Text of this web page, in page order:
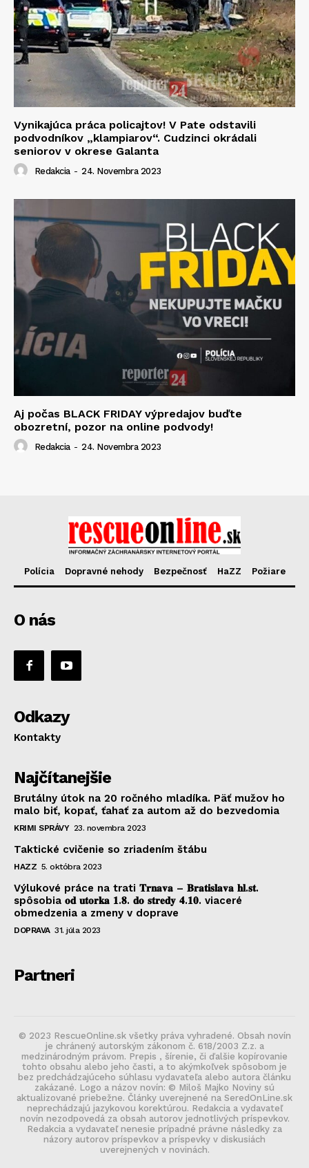
Vynikajúca práca policajtov! V Pate odstavili
podvodníkov „klampiarov“. Cudzinci okrádali
seniorov v okrese Galanta
Redakcia - 24. Novembra 2023
Aj počas BLACK FRIDAY výpredajov buďte
obozretní, pozor na online podvody!
Redakcia - 24. Novembra 2023
Polícia Dopravné nehody Bezpečnosť HaZZ Požiare
O nás
Odkazy
Kontakty
Najčítanejšie
Brutálny útok na 20 ročného mladíka. Päť mužov ho
malo biť, kopať, ťahať za autom až do bezvedomia
KRIMI SPRÁVY 23. novembra 2023
Taktické cvičenie so zriadením štábu
HAZZ 5. októbra 2023
Výlukové práce na trati 𝐓𝐫𝐧𝐚𝐯𝐚 – 𝐁𝐫𝐚𝐭𝐢𝐬𝐥𝐚𝐯𝐚 𝐡𝐥.𝐬𝐭.
spôsobia 𝐨𝐝 𝐮𝐭𝐨𝐫𝐤𝐚 𝟏.𝟖. 𝐝𝐨 𝐬𝐭𝐫𝐞𝐝𝐲 𝟒.𝟏𝟎. viaceré
obmedzenia a zmeny v doprave
DOPRAVA 31. júla 2023
Partneri
© 2023 RescueOnline.sk všetky práva vyhradené. Obsah novín
je chránený autorským zákonom č. 618/2003 Z.z. a
medzinárodným právom. Prepis , šírenie, či ďalšie kopírovanie
tohto obsahu alebo jeho časti, a to akýmkoľvek spôsobom je
bez predchádzajúceho súhlasu vydavateľa alebo autora článku
zakázané. Logo a názov novín: © Miloš Majko Noviny sú
aktualizované priebežne. Články uverejnené na SeredOnLine.sk
neprechádzajú jazykovou korektúrou. Redakcia a vydavateľ
novín nezodpovedá za obsah autorov jednotlivých príspevkov.
Redakcia a vydavateľ nenesie prípadné právne následky za
názory autorov príspevkov a príspevky v diskusiách
uverejnených v novinách.